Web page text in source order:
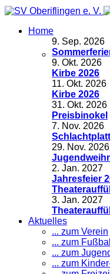
Home
9. Sep. 2026
9. Okt. 2026
Kirbe 2026
11. Okt. 2026
Kirbe 2026
31. Okt. 2026
Preisbinokel
7. Nov. 2026
29. Nov. 2026
2. Jan. 2027
Jahresfeier
3. Jan. 2027
Aktuelles
... zum Verein
... zum Fußball
... zum
... zum